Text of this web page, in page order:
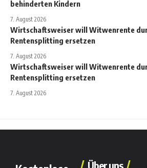
behinderten Kindern
7. August 2026
Wirtschaftsweiser will Witwenrente
Rentensplitting ersetzen
7. August 2026
Wirtschaftsweiser will Witwenrente
Rentensplitting ersetzen
7. August 2026
Über uns